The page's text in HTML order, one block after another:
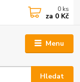
Menu
Hledat
0 ks
za 0 Kč